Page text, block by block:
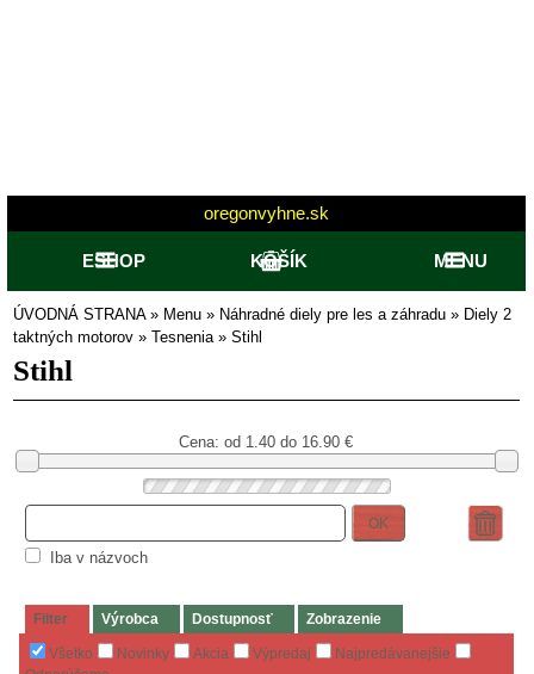
oregonvyhne.sk
ESHOP KOŠÍK MENU
ÚVODNÁ STRANA» Menu » Náhradné diely pre les a záhradu » Diely 2
taktných motorov » Tesnenia» Stihl
Stihl
Cena: od 1.40 do 16.90 €
OK
Iba v názvoch
Filter Výrobca Dostupnosť Zobrazenie
Všetko Novinky Akcia Výpredaj
Najpredávanejšie